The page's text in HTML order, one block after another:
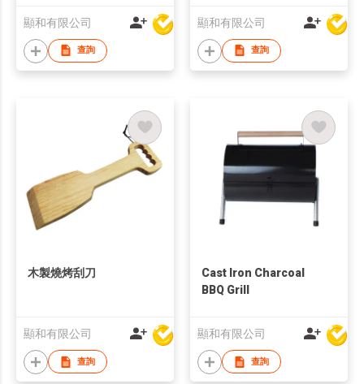
顯和有限公司
查詢
顯和有限公司
查詢
木製燒烤刮刀
顯和有限公司
查詢
Cast Iron Charcoal
BBQ Grill
顯和有限公司
查詢